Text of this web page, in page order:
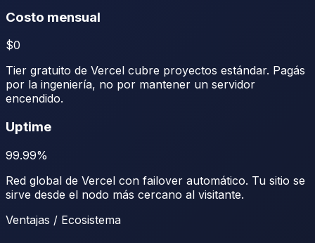
Costo mensual
$0
Tier gratuito de Vercel cubre proyectos estándar. Pagás
por la ingeniería, no por mantener un servidor
encendido.
Uptime
99.99%
Red global de Vercel con failover automático. Tu sitio se
sirve desde el nodo más cercano al visitante.
Ventajas / Ecosistema